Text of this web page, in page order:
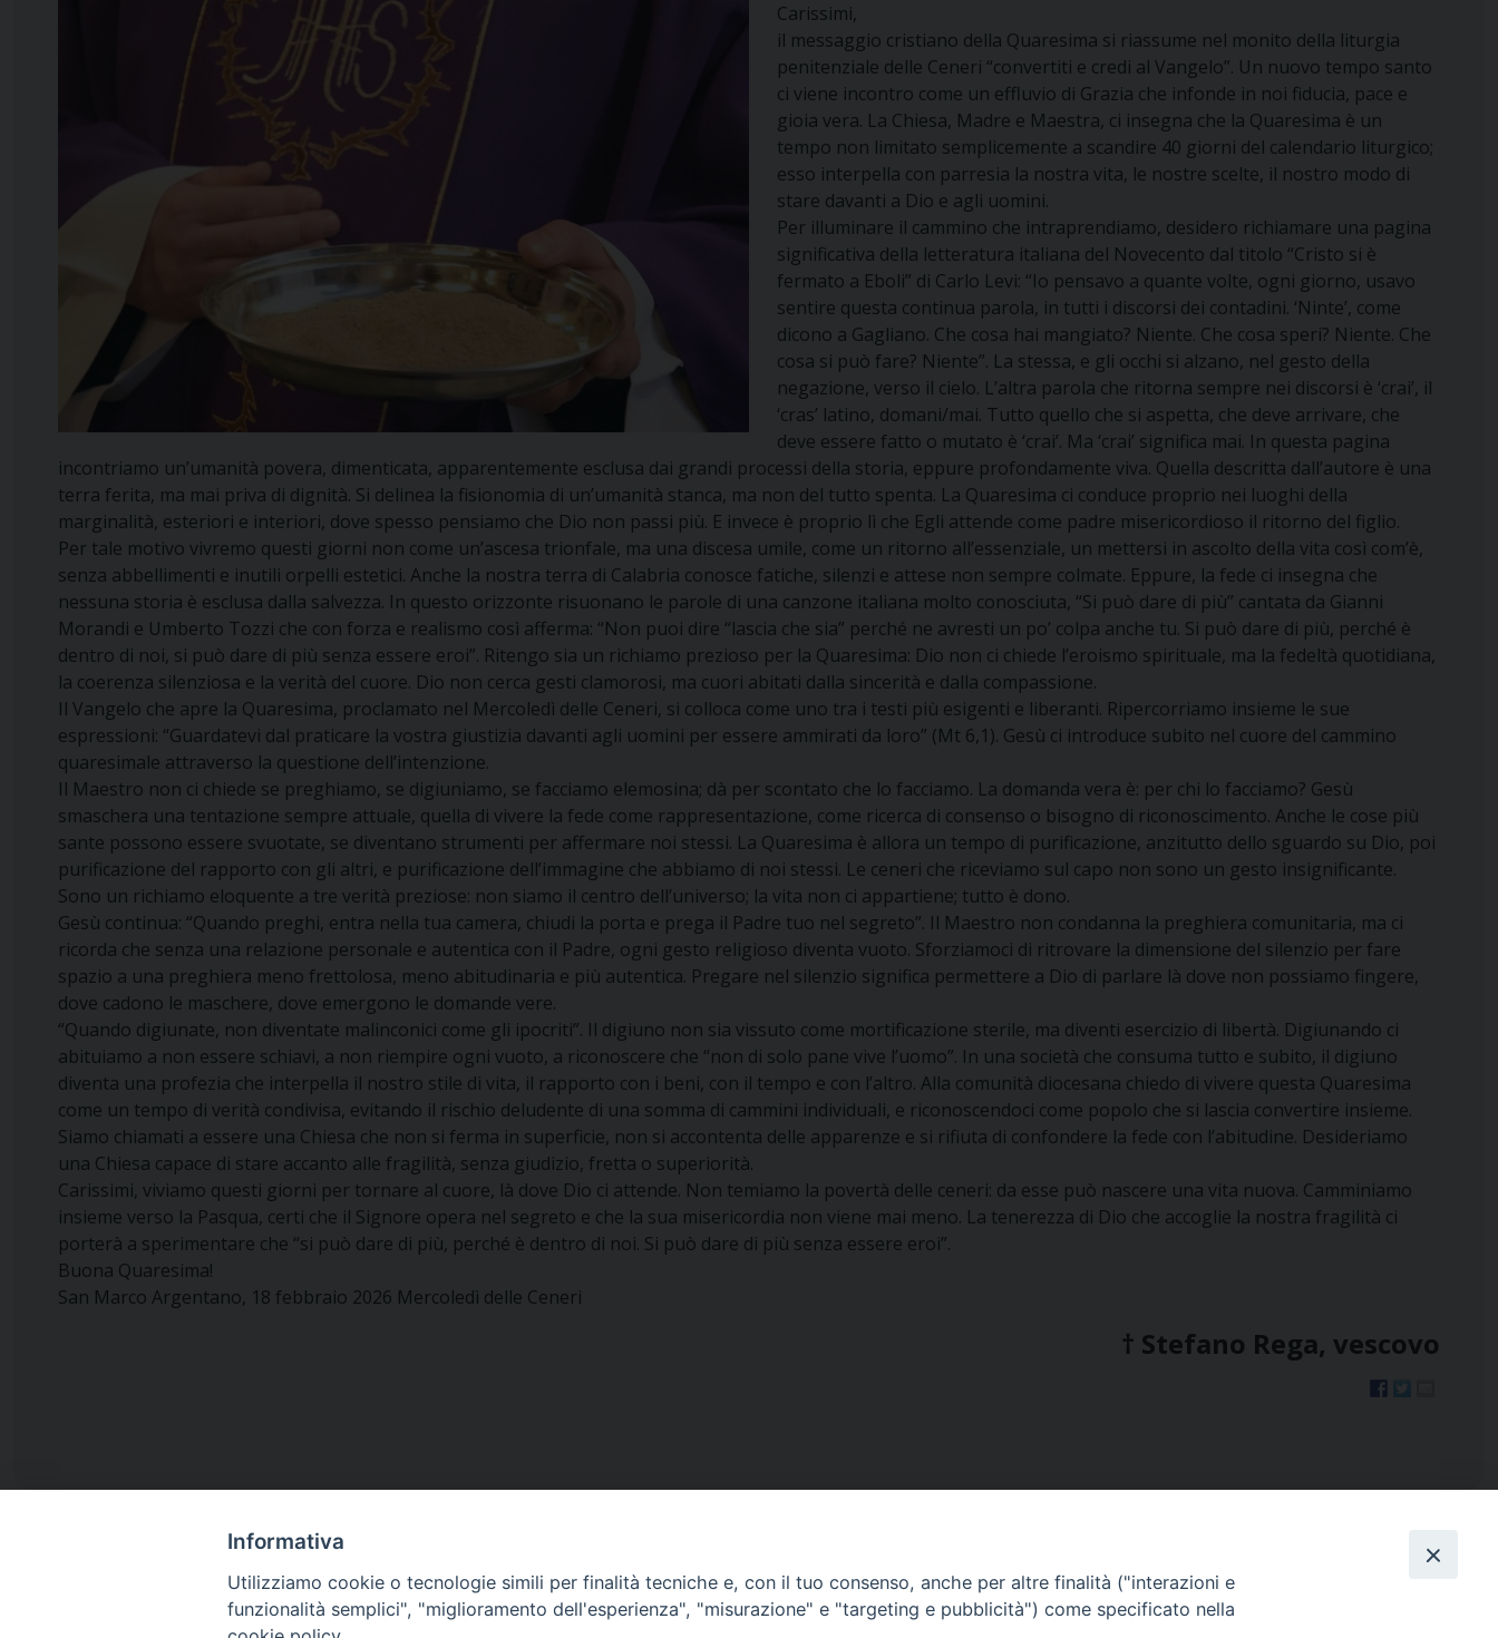
Carissimi,
il messaggio cristiano della Quaresima si riassume nel monito della liturgia
penitenziale delle Ceneri “convertiti e credi al Vangelo”. Un nuovo tempo santo
ci viene incontro come un effluvio di Grazia che infonde in noi fiducia, pace e
gioia vera. La Chiesa, Madre e Maestra, ci insegna che la Quaresima è un
tempo non limitato semplicemente a scandire 40 giorni del calendario liturgico;
esso interpella con parresia la nostra vita, le nostre scelte, il nostro modo di
stare davanti a Dio e agli uomini.
Per illuminare il cammino che intraprendiamo, desidero richiamare una pagina
significativa della letteratura italiana del Novecento dal titolo “Cristo si è
fermato a Eboli” di Carlo Levi: “Io pensavo a quante volte, ogni giorno, usavo
sentire questa continua parola, in tutti i discorsi dei contadini. ‘Ninte’, come
dicono a Gagliano. Che cosa hai mangiato? Niente. Che cosa speri? Niente. Che
cosa si può fare? Niente”. La stessa, e gli occhi si alzano, nel gesto della
negazione, verso il cielo. L’altra parola che ritorna sempre nei discorsi è ‘crai’, il
‘cras’ latino, domani/mai. Tutto quello che si aspetta, che deve arrivare, che
deve essere fatto o mutato è ‘crai’. Ma ‘crai’ significa mai. In questa pagina
incontriamo un’umanità povera, dimenticata, apparentemente esclusa dai grandi processi della storia, eppure profondamente viva. Quella descritta dall’autore è una
terra ferita, ma mai priva di dignità. Si delinea la fisionomia di un’umanità stanca, ma non del tutto spenta. La Quaresima ci conduce proprio nei luoghi della
marginalità, esteriori e interiori, dove spesso pensiamo che Dio non passi più. E invece è proprio lì che Egli attende come padre misericordioso il ritorno del figlio.
Per tale motivo vivremo questi giorni non come un’ascesa trionfale, ma una discesa umile, come un ritorno all’essenziale, un mettersi in ascolto della vita così com’è,
senza abbellimenti e inutili orpelli estetici. Anche la nostra terra di Calabria conosce fatiche, silenzi e attese non sempre colmate. Eppure, la fede ci insegna che
nessuna storia è esclusa dalla salvezza. In questo orizzonte risuonano le parole di una canzone italiana molto conosciuta, “Si può dare di più” cantata da Gianni
Morandi e Umberto Tozzi che con forza e realismo così afferma: “Non puoi dire “lascia che sia” perché ne avresti un po’ colpa anche tu. Si può dare di più, perché è
dentro di noi, si può dare di più senza essere eroi”. Ritengo sia un richiamo prezioso per la Quaresima: Dio non ci chiede l’eroismo spirituale, ma la fedeltà quotidiana,
la coerenza silenziosa e la verità del cuore. Dio non cerca gesti clamorosi, ma cuori abitati dalla sincerità e dalla compassione.
Il Vangelo che apre la Quaresima, proclamato nel Mercoledì delle Ceneri, si colloca come uno tra i testi più esigenti e liberanti. Ripercorriamo insieme le sue
espressioni: “Guardatevi dal praticare la vostra giustizia davanti agli uomini per essere ammirati da loro” (Mt 6,1). Gesù ci introduce subito nel cuore del cammino
quaresimale attraverso la questione dell’intenzione.
Il Maestro non ci chiede se preghiamo, se digiuniamo, se facciamo elemosina; dà per scontato che lo facciamo. La domanda vera è: per chi lo facciamo? Gesù
smaschera una tentazione sempre attuale, quella di vivere la fede come rappresentazione, come ricerca di consenso o bisogno di riconoscimento. Anche le cose più
sante possono essere svuotate, se diventano strumenti per affermare noi stessi. La Quaresima è allora un tempo di purificazione, anzitutto dello sguardo su Dio, poi
purificazione del rapporto con gli altri, e purificazione dell’immagine che abbiamo di noi stessi. Le ceneri che riceviamo sul capo non sono un gesto insignificante.
Sono un richiamo eloquente a tre verità preziose: non siamo il centro dell’universo; la vita non ci appartiene; tutto è dono.
Gesù continua: “Quando preghi, entra nella tua camera, chiudi la porta e prega il Padre tuo nel segreto”. Il Maestro non condanna la preghiera comunitaria, ma ci
ricorda che senza una relazione personale e autentica con il Padre, ogni gesto religioso diventa vuoto. Sforziamoci di ritrovare la dimensione del silenzio per fare
spazio a una preghiera meno frettolosa, meno abitudinaria e più autentica. Pregare nel silenzio significa permettere a Dio di parlare là dove non possiamo fingere,
dove cadono le maschere, dove emergono le domande vere.
“Quando digiunate, non diventate malinconici come gli ipocriti”. Il digiuno non sia vissuto come mortificazione sterile, ma diventi esercizio di libertà. Digiunando ci
abituiamo a non essere schiavi, a non riempire ogni vuoto, a riconoscere che “non di solo pane vive l’uomo”. In una società che consuma tutto e subito, il digiuno
diventa una profezia che interpella il nostro stile di vita, il rapporto con i beni, con il tempo e con l’altro. Alla comunità diocesana chiedo di vivere questa Quaresima
come un tempo di verità condivisa, evitando il rischio deludente di una somma di cammini individuali, e riconoscendoci come popolo che si lascia convertire insieme.
Siamo chiamati a essere una Chiesa che non si ferma in superficie, non si accontenta delle apparenze e si rifiuta di confondere la fede con l’abitudine. Desideriamo
una Chiesa capace di stare accanto alle fragilità, senza giudizio, fretta o superiorità.
Carissimi, viviamo questi giorni per tornare al cuore, là dove Dio ci attende. Non temiamo la povertà delle ceneri: da esse può nascere una vita nuova. Camminiamo
insieme verso la Pasqua, certi che il Signore opera nel segreto e che la sua misericordia non viene mai meno. La tenerezza di Dio che accoglie la nostra fragilità ci
porterà a sperimentare che “si può dare di più, perché è dentro di noi. Si può dare di più senza essere eroi”.
Buona Quaresima!
San Marco Argentano, 18 febbraio 2026 Mercoledì delle Ceneri
† Stefano Rega, vescovo
Diocesi di
Informativa
Utilizziamo cookie o tecnologie simili per finalità tecniche e, con il tuo consenso, anche per altre finalità ("interazioni e
funzionalità semplici", "miglioramento dell'esperienza", "misurazione" e "targeting e pubblicità") come specificato nella